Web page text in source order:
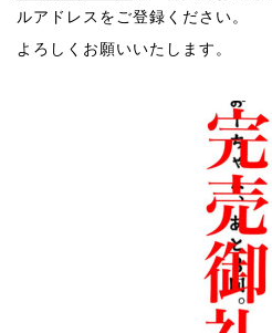
ルアドレスをご登録ください。
よろしくお願いいたします。